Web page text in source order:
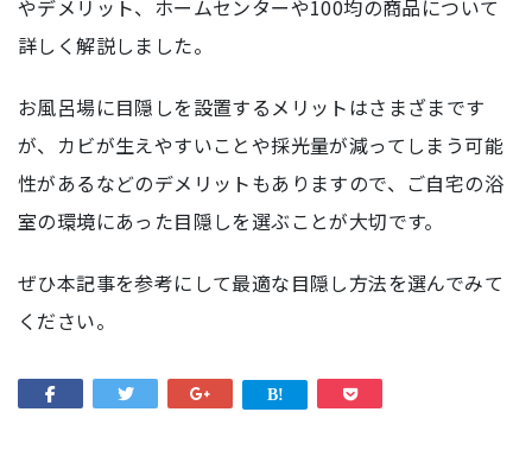
やデメリット、ホームセンターや100均の商品について
詳しく解説しました。
お風呂場に目隠しを設置するメリットはさまざまです
が、カビが生えやすいことや採光量が減ってしまう可能
性があるなどのデメリットもありますので、ご自宅の浴
室の環境にあった目隠しを選ぶことが大切です。
ぜひ本記事を参考にして最適な目隠し方法を選んでみて
ください。